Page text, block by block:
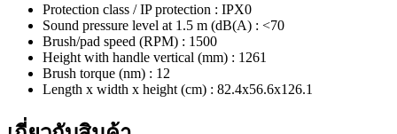
Protection class / IP protection : IPX0
Sound pressure level at 1.5 m (dB(A) : <70
Brush/pad speed (RPM) : 1500
Height with handle vertical (mm) : 1261
Brush torque (nm) : 12
Length x width x height (cm) : 82.4x56.6x126.1